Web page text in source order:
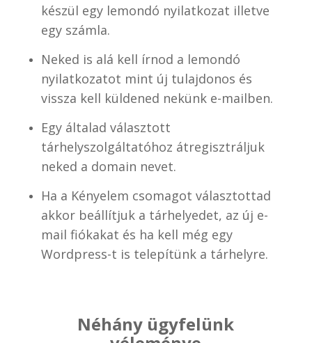
készül egy lemondó nyilatkozat illetve
egy számla.
Neked is alá kell írnod a lemondó
nyilatkozatot mint új tulajdonos és
vissza kell küldened nekünk e-mailben.
Egy általad választott
tárhelyszolgáltatóhoz átregisztráljuk
neked a domain nevet.
Ha a Kényelem csomagot választottad
akkor beállítjuk a tárhelyedet, az új e-
mail fiókakat és ha kell még egy
Wordpress-t is telepítünk a tárhelyre.
Néhány ügyfelünk